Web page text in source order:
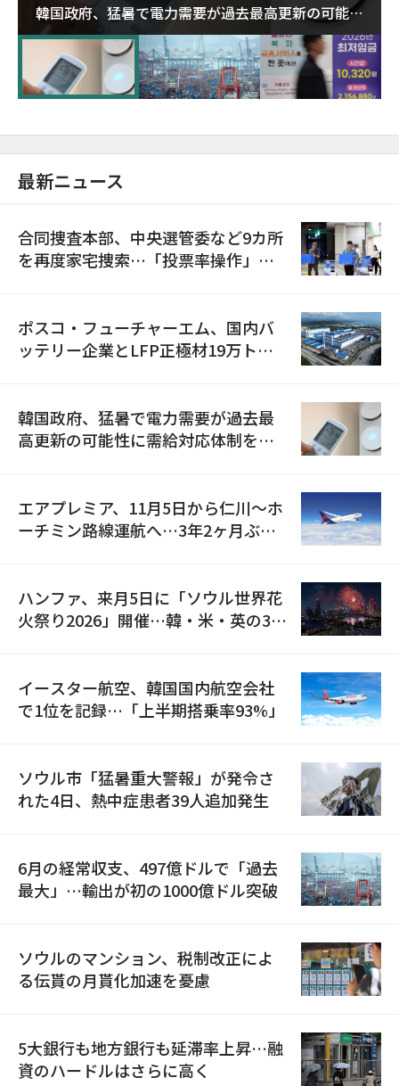
韓国政府、猛暑で電力需要が過去最高更新の可能性
に需給対応体制を点検
最新ニュース
合同捜査本部、中央選管委など9カ所
を再度家宅捜索…「投票率操作」の
ポスコ・フューチャーエム、国内バ
ッテリー企業とLFP正極材19万トン
韓国政府、猛暑で電力需要が過去最
高更新の可能性に需給対応体制を点
エアプレミア、11月5日から仁川〜ホ
ーチミン路線運航へ…3年2ヶ月ぶり
ハンファ、来月5日に「ソウル世界花
火祭り2026」開催…韓・米・英の3カ
イースター航空、韓国国内航空会社
で1位を記録…「上半期搭乗率93%」
ソウル市「猛暑重大警報」が発令さ
れた4日、熱中症患者39人追加発生
6月の経常収支、497億ドルで「過去
最大」…輸出が初の1000億ドル突破
ソウルのマンション、税制改正によ
る伝貰の月貰化加速を憂慮
5大銀行も地方銀行も延滞率上昇…融
資のハードルはさらに高く